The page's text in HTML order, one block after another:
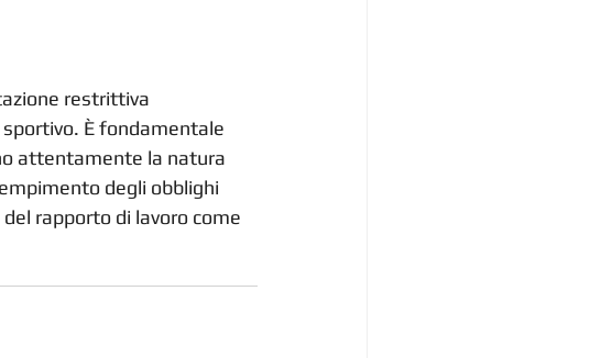
restrittiva
È fondamentale
attentamente la natura
degli obblighi
rapporto di lavoro come